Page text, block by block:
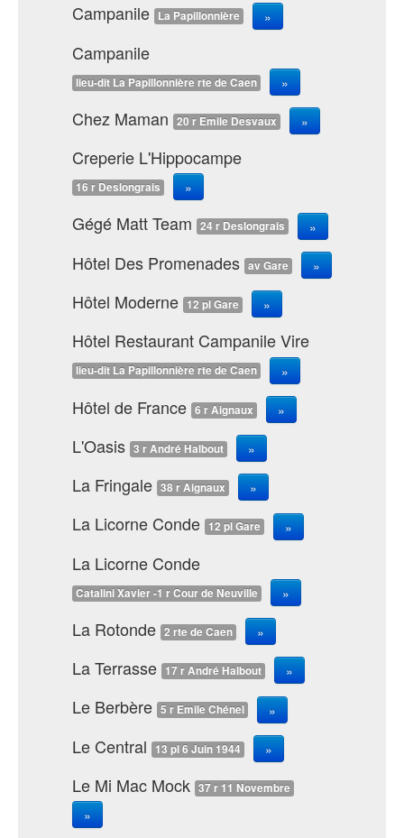
Campanile La Papillonnière »
Campanile
lieu-dit La Papillonnière rte de Caen »
Chez Maman 20 r Emile Desvaux »
Creperie L'Hippocampe
16 r Deslongrais »
Gégé Matt Team 24 r Deslongrais »
Hôtel Des Promenades av Gare »
Hôtel Moderne 12 pl Gare »
Hôtel Restaurant Campanile Vire
lieu-dit La Papillonnière rte de Caen »
Hôtel de France 6 r Aignaux »
L'Oasis 3 r André Halbout »
La Fringale 38 r Aignaux »
La Licorne Conde 12 pl Gare »
La Licorne Conde
Catalini Xavier -1 r Cour de Neuville »
La Rotonde 2 rte de Caen »
La Terrasse 17 r André Halbout »
Le Berbère 5 r Emile Chénel »
Le Central 13 pl 6 Juin 1944 »
Le Mi Mac Mock 37 r 11 Novembre
»